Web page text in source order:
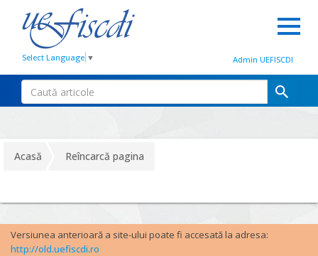
Select Language ▼ Admin UEFISCDI
Acasă Reîncarcă pagina
Versiunea anterioară a site-ului poate fi accesată la adresa:
http://old.uefiscdi.ro